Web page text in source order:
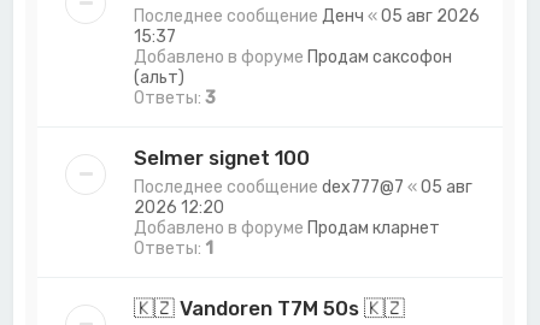
Последнее сообщениеДенч «05 авг 2026
15:37
Добавлено в форуме Продам саксофон
(альт)
Ответы:3
Selmer signet 100
Последнее сообщениеdex777@7 «05 авг
2026 12:20
Добавлено в форуме Продам кларнет
Ответы: 1
🇰🇿 Vandoren T7M 50s 🇰🇿